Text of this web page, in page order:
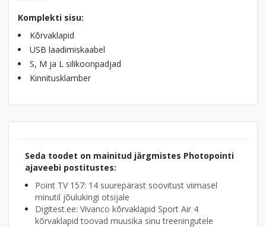
Komplekti sisu:
Kõrvaklapid
USB laadimiskaabel
S, M ja L silikoonpadjad
Kinnitusklamber
Seda toodet on mainitud järgmistes Photopointi
ajaveebi postitustes:
Point TV 157: 14 suurepärast soovitust viimasel
minutil jõulukingi otsijale
Digitest.ee: Vivanco kõrvaklapid Sport Air 4
kõrvaklapid toovad muusika sinu treeningutele